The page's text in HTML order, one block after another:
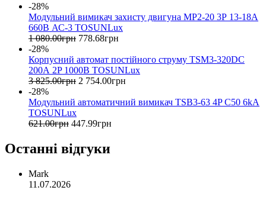
-28%
Модульний вимикач захисту двигуна МР2-20 3Р 13-18A
660В АС-3 TOSUNLux
1 080.00грн 778.68грн
-28%
Корпусний автомат постійного струму TSM3-320DC
200А 2P 1000B TOSUNLux
3 825.00грн 2 754.00грн
-28%
Модульний автоматичний вимикач TSB3-63 4P C50 6kA
TOSUNLux
621.00грн 447.99грн
Останні відгуки
Mark
11.07.2026